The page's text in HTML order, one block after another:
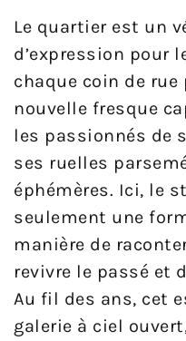
Le quartier est un
d’expression pour
chaque coin de
nouvelle fresque
les passionnés de
ses ruelles
éphémères. Ici, le
seulement une
manière de
revivre le passé et
Au fil des ans, cet
galerie à ciel